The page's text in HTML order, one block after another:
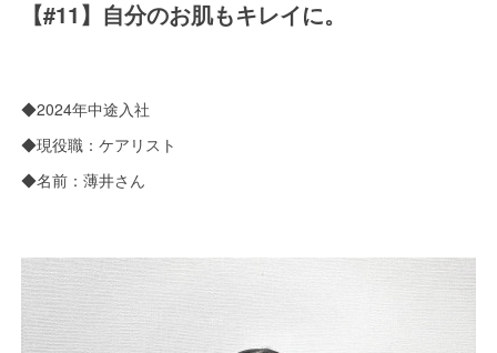
【#11】自分のお肌もキレイに。
◆2024年中途入社
◆現役職：ケアリスト
◆名前：薄井さん